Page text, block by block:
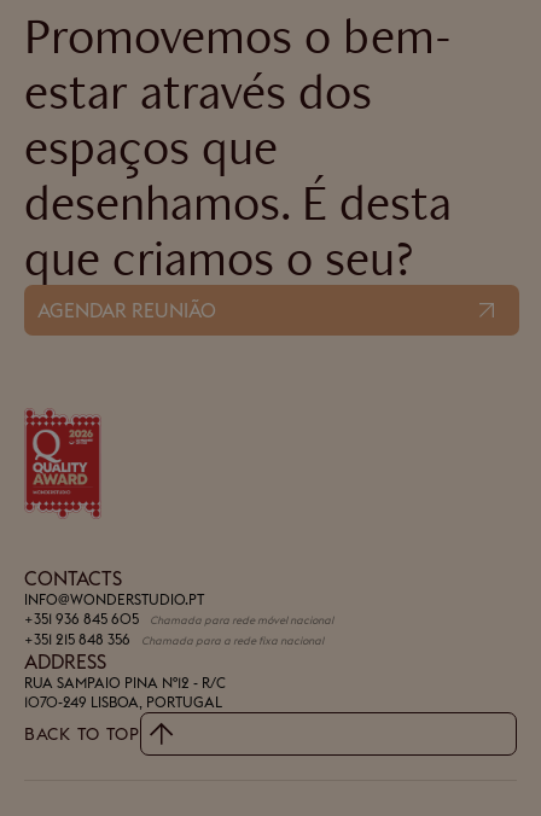
Promovemos o bem-
estar através dos
espaços que
desenhamos. É desta
que criamos o seu?
AGENDAR REUNIÃO
CONTACTS
INFO@WONDERSTUDIO.PT
+351 936 845 605
Chamada para rede móvel nacional
+351 215 848 356 Chamada para a rede fixa nacional
ADDRESS
RUA SAMPAIO PINA Nº12 - R/C
1070-249 LISBOA, PORTUGAL
BACK TO TOP